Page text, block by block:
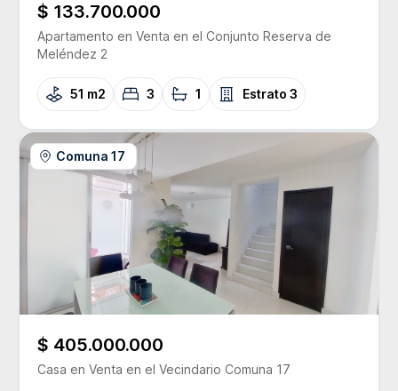
$ 133.700.000
Apartamento en Venta en el Conjunto Reserva de
Meléndez 2
51 m2 3 1 Estrato 3
Comuna 17
$ 405.000.000
Casa en Venta en el Vecindario Comuna 17